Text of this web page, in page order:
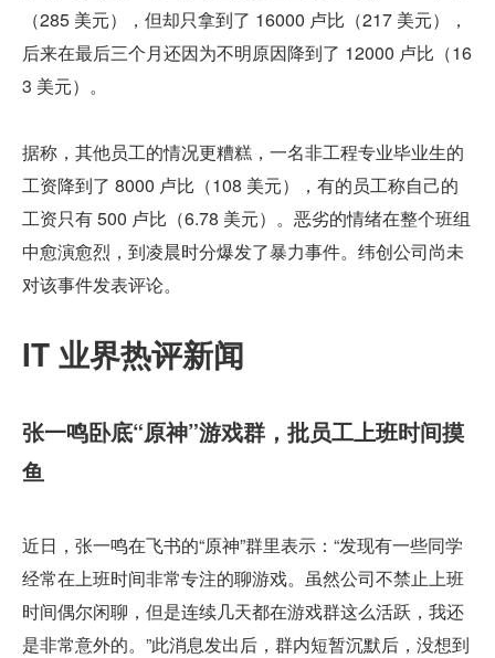
（285 美元），但却只拿到了 16000 卢比（217 美元），
后来在最后三个月还因为不明原因降到了 12000 卢比（16
3 美元）。
据称，其他员工的情况更糟糕，一名非工程专业毕业生的
工资降到了 8000 卢比（108 美元），有的员工称自己的
工资只有 500 卢比（6.78 美元）。恶劣的情绪在整个班组
中愈演愈烈，到凌晨时分爆发了暴力事件。纬创公司尚未
对该事件发表评论。
IT 业界热评新闻
张一鸣卧底“原神”游戏群，批员工上班时间摸
鱼
近日，张一鸣在飞书的“原神”群里表示：“发现有一些同学
经常在上班时间非常专注的聊游戏。虽然公司不禁止上班
时间偶尔闲聊，但是连续几天都在游戏群这么活跃，我还
是非常意外的。”此消息发出后，群内短暂沉默后，没想到